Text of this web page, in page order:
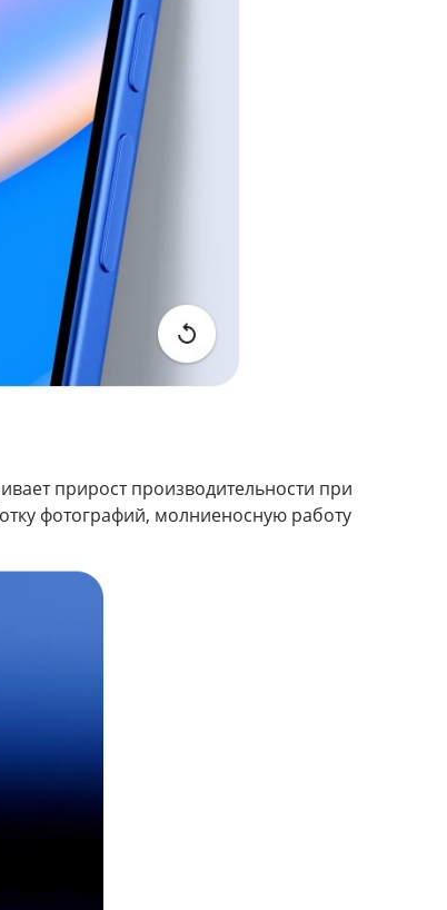
прирост производительности при
фотографий, молниеносную работу